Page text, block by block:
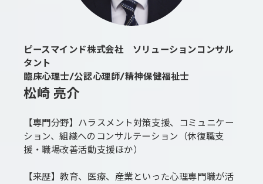
ピースマインド株式会社 ソリューションコンサル
タント
臨床心理士/公認心理師/精神保健福祉士
松崎 亮介
【専門分野】ハラスメント対策支援、コミュニケー
ション、組織へのコンサルテーション（休復職支
援・職場改善活動支援ほか）
【来歴】教育、医療、産業といった心理専門職が活